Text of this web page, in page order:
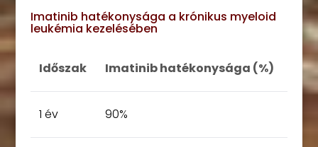
Imatinib hatékonysága a krónikus myeloid
leukémia kezelésében
Időszak Imatinib hatékonysága (%)
1 év 90%